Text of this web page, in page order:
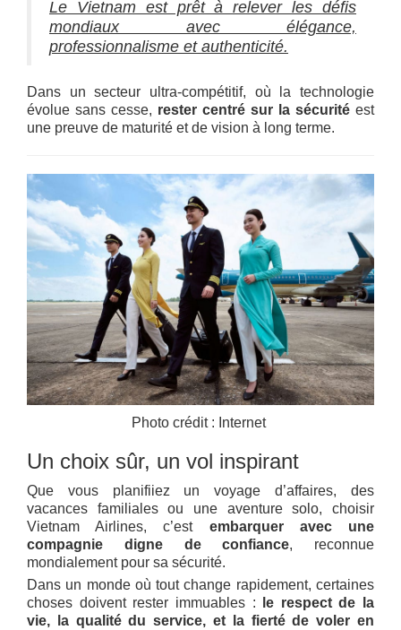
Le Vietnam est prêt à relever les défis
mondiaux avec élégance,
professionnalisme et authenticité.
Dans un secteur ultra-compétitif, où la technologie
évolue sans cesse, rester centré sur la sécurité est
une preuve de maturité et de vision à long terme.
Photo crédit : Internet
Un choix sûr, un vol inspirant
Que vous planifiiez un voyage d’affaires, des
vacances familiales ou une aventure solo, choisir
Vietnam Airlines, c’est embarquer avec une
compagnie digne de confiance, reconnue
mondialement pour sa sécurité.
Dans un monde où tout change rapidement, certaines
choses doivent rester immuables :
le respect de la
vie, la qualité du service, et la fierté de voler en